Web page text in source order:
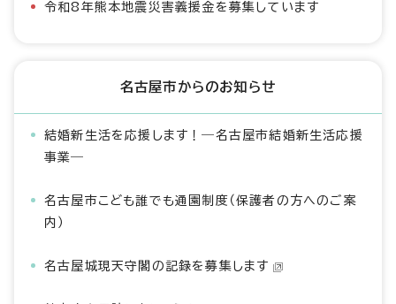
令和8年熊本地震災害義援金を募集しています
名古屋市からのお知らせ
結婚新生活を応援します！―名古屋市結婚新生活応援
事業―
名古屋市こども誰でも通園制度（保護者の方へのご案
内）
名古屋城現天守閣の記録を募集します